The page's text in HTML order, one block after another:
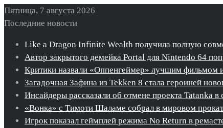
Пятница, 7 августа 2026
Последние новости
Like a Dragon Infinite Wealth получила полную
Автор закрытого демейка Portal для Nintendo 64
Критики назвали «Оппенгеймер» лучшим фильмом
Загадочная Зафина из Tekken 8 стала героиней
Инсайдеры рассказали об отмене проекта Tatanka
«Вонка» с Тимоти Шаламе собрал в мировом
Игрок показал геймплей режима No Return в